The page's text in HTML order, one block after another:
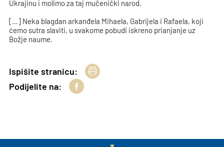
Ukrajinu i molimo za taj mučenički narod.
[…] Neka blagdan arkanđela Mihaela, Gabrijela i Rafaela, koji
ćemo sutra slaviti, u svakome pobudi iskreno prianjanje uz
Božje naume.
Ispišite stranicu:
Podijelite na: